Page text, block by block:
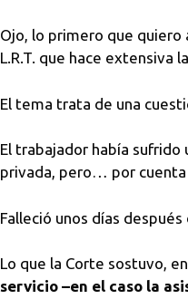
Ojo, lo primero que quiero
L.R.T. que hace extensiva
El tema trata de una
El trabajador había
privada, pero… por cuenta
Falleció unos días
Lo que la Corte sostuvo,
servicio –en el caso la